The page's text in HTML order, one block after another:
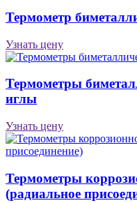
Термометр
Узнать цену
Термометры
иглы
Узнать цену
Термометры
(радиальное